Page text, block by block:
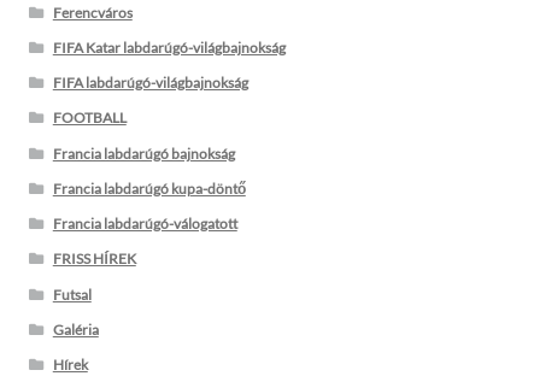
Ferencváros
FIFA Katar labdarúgó-világbajnokság
FIFA labdarúgó-világbajnokság
FOOTBALL
Francia labdarúgó bajnokság
Francia labdarúgó kupa-döntő
Francia labdarúgó-válogatott
FRISS HÍREK
Futsal
Galéria
Hírek